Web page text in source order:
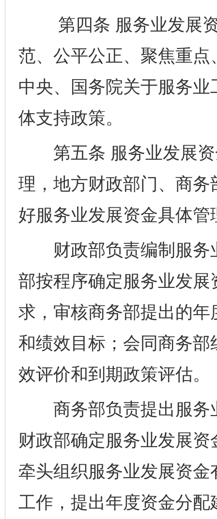
第四条 服务业发展资
范、公平公正、聚焦重
中央、国务院关于服务
体支持政策。
第五条 服务业发展资
理，地方财政部门、商
好服务业发展资金具体
财政部负责编制服务
部按程序确定服务业发
求，审核商务部提出的
和绩效目标；会同商务
效评价和到期政策评估。
商务部负责提出服务
财政部确定服务业发展
牵头组织服务业发展资
工作，提出年度资金分